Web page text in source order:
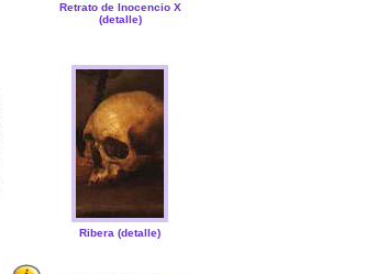
Retrato de Inocencio X
(detalle)
Ribera (detalle)